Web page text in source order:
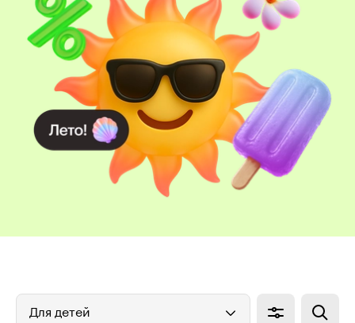
Для детей